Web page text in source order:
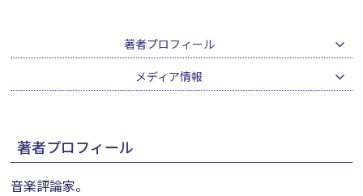
著者プロフィール
メディア情報
著者プロフィール
音楽評論家。